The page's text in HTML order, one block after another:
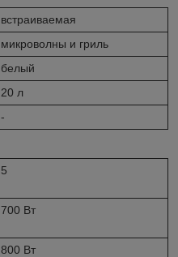
встраиваемая
микроволны и гриль
белый
20 л
-
5
700 Вт
800 Вт